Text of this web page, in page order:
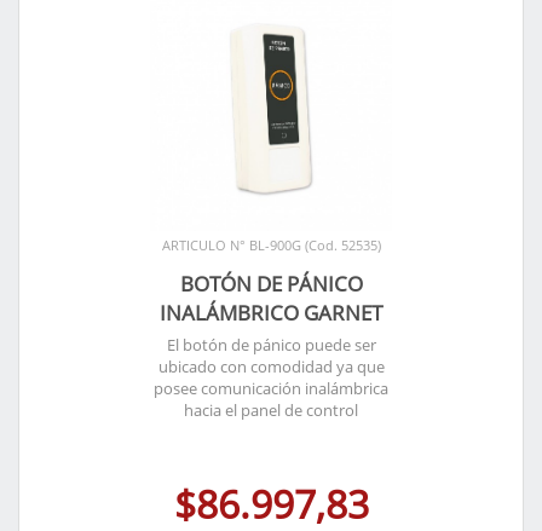
ARTICULO N° BL-900G (Cod. 52535)
BOTÓN DE PÁNICO
INALÁMBRICO GARNET
El botón de pánico puede ser
ubicado con comodidad ya que
posee comunicación inalámbrica
hacia el panel de control
$86.997,83